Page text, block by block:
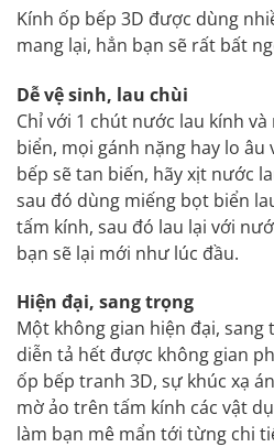
Kính ốp bếp 3D được dùng
mang lại, hẳn bạn sẽ rất bất
Dễ vệ sinh, lau chùi
Chỉ với 1 chút nước lau kính
biển, mọi gánh nặng hay lo
bếp sẽ tan biến, hãy xịt nước
sau đó dùng miếng bọt biển
tấm kính, sau đó lau lại với
bạn sẽ lại mới như lúc đầu.
Hiện đại, sang trọng
Một không gian hiện đại,
diễn tả hết được không gian
ốp bếp tranh 3D, sự khúc xạ
mờ ảo trên tấm kính các vật
làm bạn mê mẩn tới từng chi